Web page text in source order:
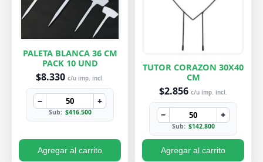
PALETA BLANCA 36 CM
PACK 10 UND
$8.330 c/u imp. incl.
− +
Sub: $416.500
Agregar al carrito
TUTOR CORAZON 30X40
CM
$2.856 c/u imp. incl.
− +
Sub: $142.800
Agregar al carrito